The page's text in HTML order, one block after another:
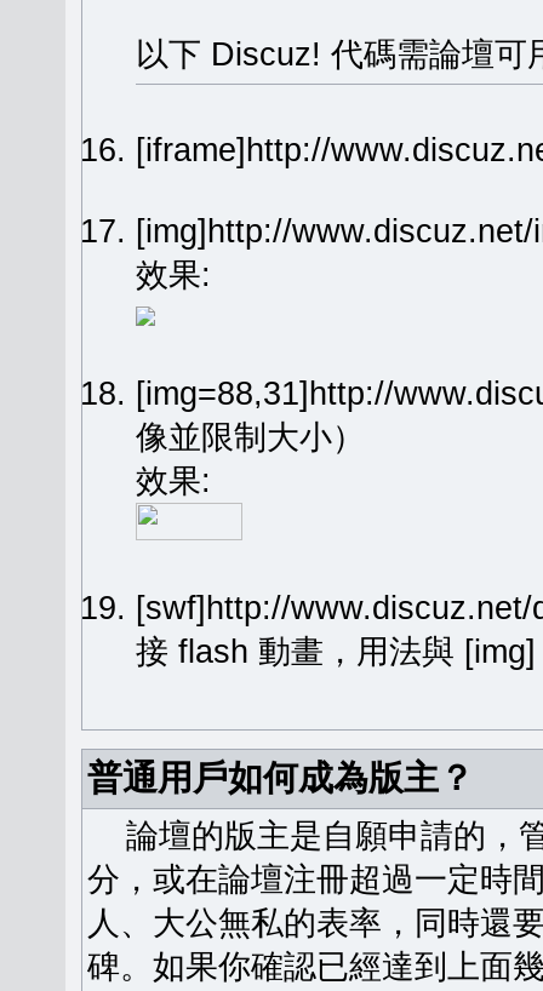
以下 Discuz! 代碼需論壇可
[iframe]http://
[img]http://
效果:
[img=88,31]http://
像並限制大小）
效果:
[swf]http://
接 flash 動畫，用法與
普通用戶如何成為版主？
論壇的版主是自願申請的，
分，或在論壇注冊超過一定時
人、大公無私的表率，同時還
碑。如果你確認已經達到上面